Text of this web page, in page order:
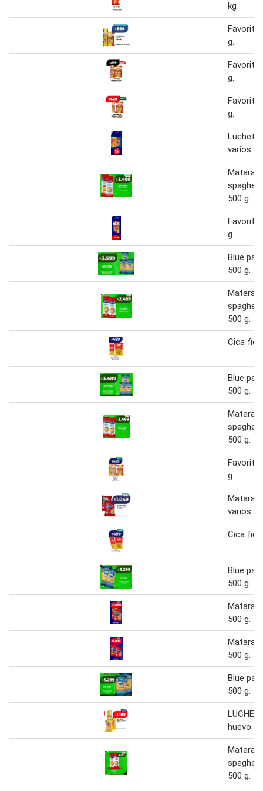
kg
Favorita
g.
Favorita
g.
Favorita
g.
Luchetti
varios
500 g.
Favorita
g.
Blue
500 g.
500 g.
Cica
Blue
500 g.
500 g.
Favorita
g.
varios
Cica
Blue
500 g.
500 g.
500 g.
Blue
500 g.
huevo
500 g.